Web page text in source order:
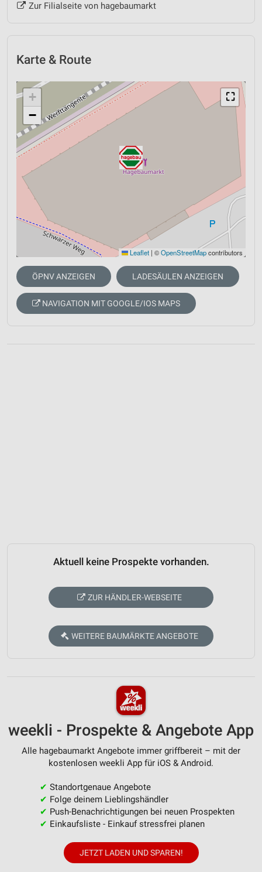
Zur Filialseite von hagebaumarkt
Karte & Route
⛶
+
−
Leaflet | ©OpenStreetMapcontributors
ÖPNV ANZEIGEN LADESÄULEN ANZEIGEN
NAVIGATION MIT GOOGLE/IOS MAPS
Aktuell keine Prospekte vorhanden.
ZUR HÄNDLER-WEBSEITE
WEITERE BAUMÄRKTE ANGEBOTE
weekli - Prospekte & Angebote App
Alle hagebaumarkt Angebote immer griffbereit – mit der
kostenlosen weekli App für iOS & Android.
✔ Standortgenaue Angebote
✔ Folge deinem Lieblingshändler
✔ Push-Benachrichtigungen bei neuen Prospekten
✔ Einkaufsliste - Einkauf stressfrei planen
JETZT LADEN UND SPAREN!